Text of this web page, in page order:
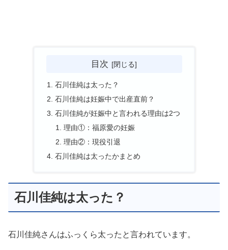
目次
石川佳純は太った？
石川佳純は妊娠中で出産直前？
石川佳純が妊娠中と言われる理由は2つ
理由①：福原愛の妊娠
理由②：現役引退
石川佳純は太ったかまとめ
石川佳純は太った？
石川佳純さんはふっくら太ったと言われています。